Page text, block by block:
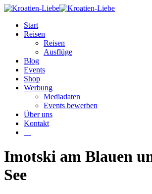
Start
Reisen
Reisen
Ausflüge
Blog
Events
Shop
Werbung
Mediadaten
Events bewerben
Über uns
Kontakt
Imotski am Blauen
See